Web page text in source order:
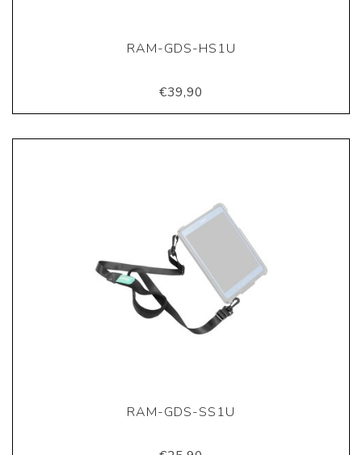
RAM-GDS-HS1U
€39,90
RAM-GDS-SS1U